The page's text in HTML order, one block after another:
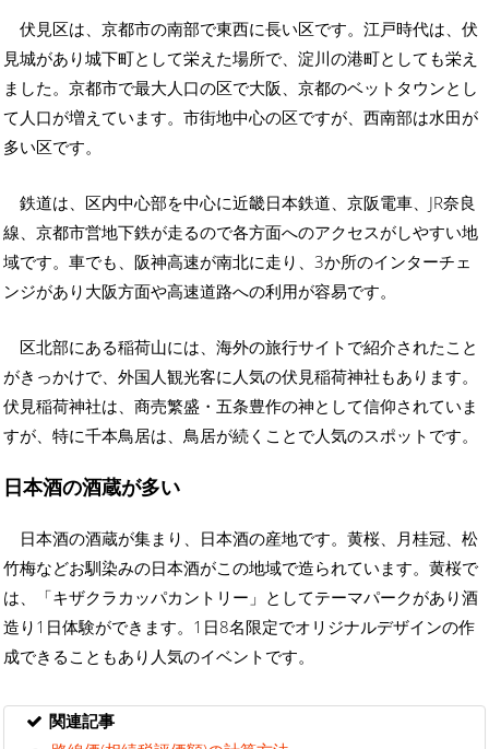
伏見区は、京都市の南部で東西に長い区です。江戸時代は、伏
見城があり城下町として栄えた場所で、淀川の港町としても栄え
ました。京都市で最大人口の区で大阪、京都のベットタウンとし
て人口が増えています。市街地中心の区ですが、西南部は水田が
多い区です。
鉄道は、区内中心部を中心に近畿日本鉄道、京阪電車、JR奈良
線、京都市営地下鉄が走るので各方面へのアクセスがしやすい地
域です。車でも、阪神高速が南北に走り、3か所のインターチェ
ンジがあり大阪方面や高速道路への利用が容易です。
区北部にある稲荷山には、海外の旅行サイトで紹介されたこと
がきっかけで、外国人観光客に人気の伏見稲荷神社もあります。
伏見稲荷神社は、商売繁盛・五条豊作の神として信仰されていま
すが、特に千本鳥居は、鳥居が続くことで人気のスポットです。
日本酒の酒蔵が多い
日本酒の酒蔵が集まり、日本酒の産地です。黄桜、月桂冠、松
竹梅などお馴染みの日本酒がこの地域で造られています。黄桜で
は、「キザクラカッパカントリー」としてテーマパークがあり酒
造り1日体験ができます。1日8名限定でオリジナルデザインの作
成できることもあり人気のイベントです。
関連記事